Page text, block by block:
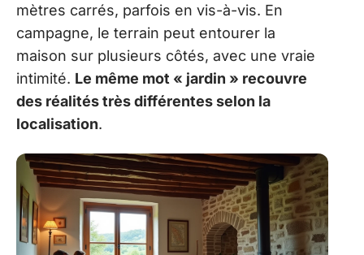
mètres carrés, parfois en vis-à-vis. En
campagne, le terrain peut entourer la
maison sur plusieurs côtés, avec une vraie
intimité. Le même mot « jardin » recouvre
des réalités très différentes selon la
localisation.